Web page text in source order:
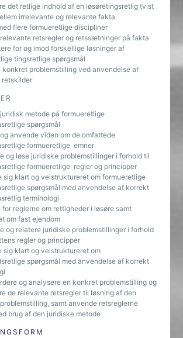
det retlige indhold af en løsøretingsretlig tvist
irrelevante og relevante fakta
flere formueretlige discipliner
retsregler og retssætninger på fakta
for og imod forskellige løsninger af
tingsretlige spørgsmål
konkret problemstilling ved anvendelse af
retskilder
metode på formueretlige
spørgsmål
anvende viden om de omfattede
formueretlige emner
og løse juridiske problemstillinger i forhold til
formueretlige regler og principper
sig klart og velstruktureret om formueretlige
spørgsmål med anvendelse af korrekt
terminologi
for reglerne om rettigheder i løsøre samt
om fast ejendom
og relatere juridiske problemstillinger i forhold
regler og principper
sig klart og velstruktureret om
spørgsmål med anvendelse af korrekt
og analysere en konkret problemstilling og
de relevante retsregler til løsning af den
samt anvende retsreglerne
brug af den juridiske metode